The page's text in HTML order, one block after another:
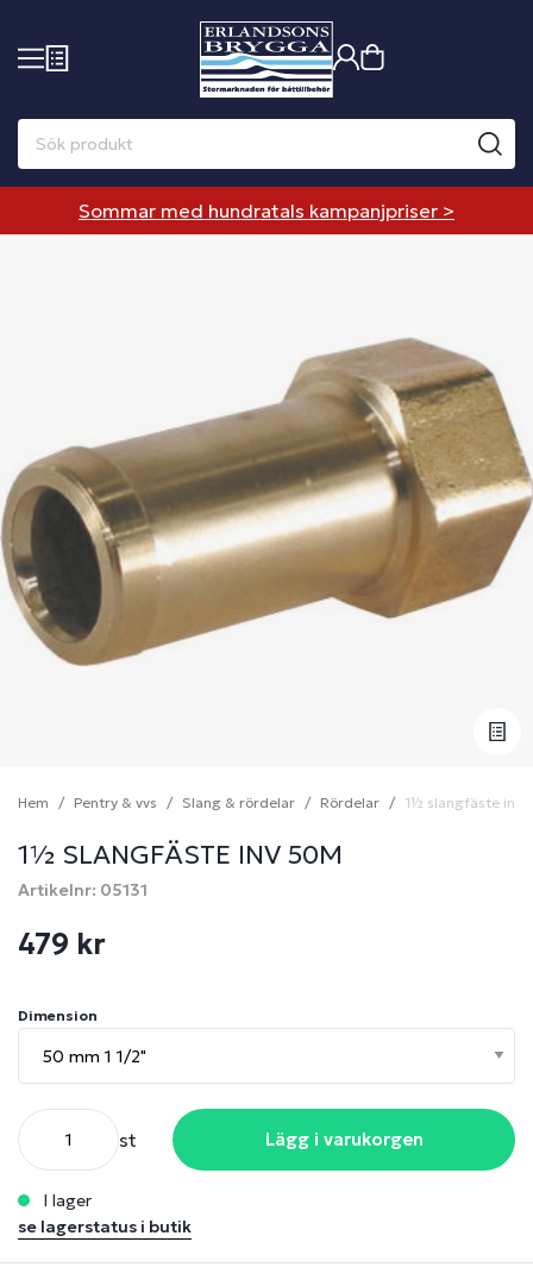
Sommar med hundratals kampanjpriser >
Hem Pentry & vvs Slang & rördelar Rördelar 1½ slangfäste inv
1½ SLANGFÄSTE INV 50M
Artikelnr: 05131
479 kr
Dimension
st Lägg i varukorgen
i lager
se lagerstatus i butik